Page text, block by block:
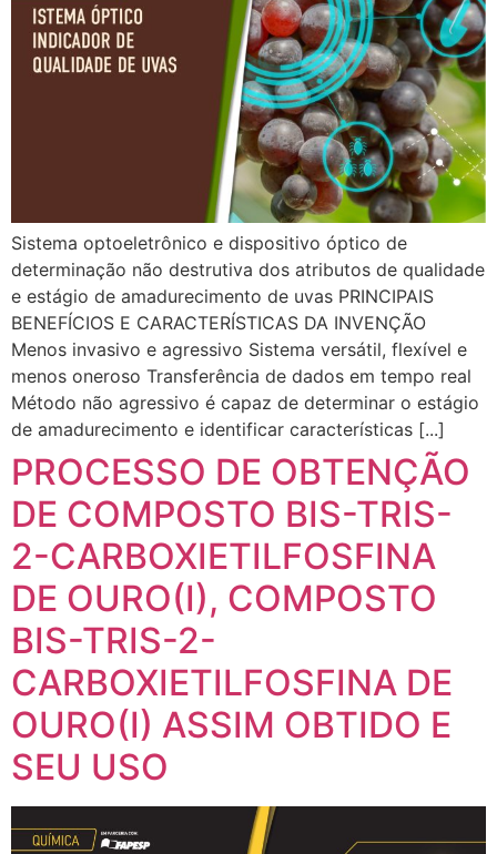
Sistema optoeletrônico e dispositivo óptico de
determinação não destrutiva dos atributos de qualidade
e estágio de amadurecimento de uvas PRINCIPAIS
BENEFÍCIOS E CARACTERÍSTICAS DA INVENÇÃO
Menos invasivo e agressivo Sistema versátil, flexível e
menos oneroso Transferência de dados em tempo real
Método não agressivo é capaz de determinar o estágio
de amadurecimento e identificar características [...]
PROCESSO DE OBTENÇÃO
DE COMPOSTO BIS-TRIS-
2-CARBOXIETILFOSFINA
DE OURO(I), COMPOSTO
BIS-TRIS-2-
CARBOXIETILFOSFINA DE
OURO(I) ASSIM OBTIDO E
SEU USO